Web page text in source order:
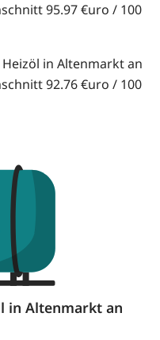
95.97 €uro / 100
in Altenmarkt an
92.76 €uro / 100
in Altenmarkt an